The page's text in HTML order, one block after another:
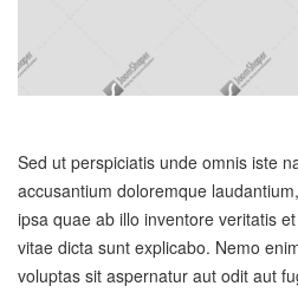
Sed ut perspiciatis unde omnis iste
accusantium doloremque
ipsa quae ab illo inventore veritatis
vitae dicta sunt explicabo. Nemo
voluptas sit aspernatur aut odit aut